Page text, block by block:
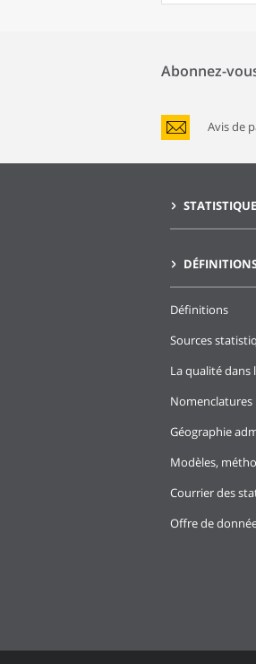
Abonnez-
Avis de
Définitions
Sources
La qualité dans
Nomenclatures
Géographie
Modèles,
Courrier des
Offre de